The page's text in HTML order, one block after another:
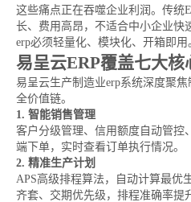
这些痛点正在吞噬企业利润。传统
长、费用高昂，不适合中小企业快
erp必须轻量化、模块化、开箱即用
易呈云ERP覆盖七大核
易呈云生产制造业erp系统深度聚
全价值链。
1. 智能销售管理
客户分级管理、信用额度自动管控
端下单，实时查看订单执行情况。
2. 精准生产计划
APS高级排程算法，自动计算最优
齐套、交期优先级，排程准确率提